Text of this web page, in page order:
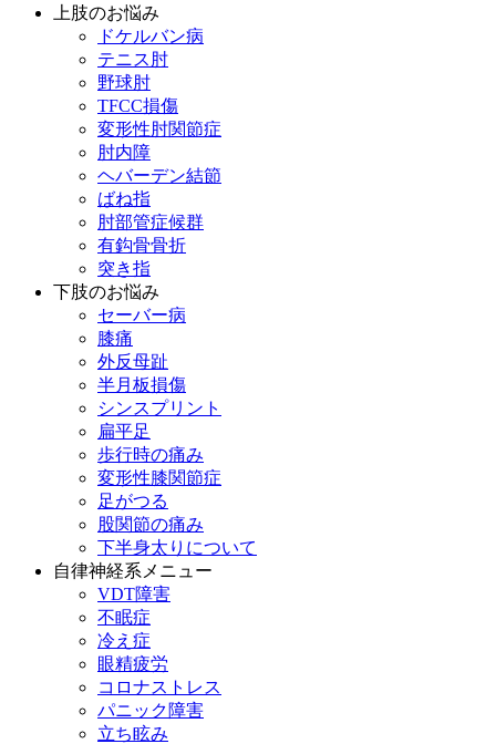
上肢のお悩み
ドケルバン病
テニス肘
野球肘
TFCC損傷
変形性肘関節症
肘内障
ヘバーデン結節
ばね指
肘部管症候群
有鈎骨骨折
突き指
下肢のお悩み
セーバー病
膝痛
外反母趾
半月板損傷
シンスプリント
扁平足
歩行時の痛み
変形性膝関節症
足がつる
股関節の痛み
下半身太りについて
自律神経系メニュー
VDT障害
不眠症
冷え症
眼精疲労
コロナストレス
パニック障害
立ち眩み